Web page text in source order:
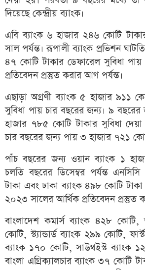
দিয়েছে কেন্দ্রীয় ব্যাংক।
এবি ব্যাংক ৬ হাজার ২৪৬ কোটি
সাল পর্যন্ত। রূপালী ব্যাংক প্রভিশন
৪৭ কোটি টাকার ডেফারেল সুবিধা
প্রতিবেদন প্রস্তুত করার আগ পর্যন্ত।
এছাড়া অগ্রণী ব্যাংক ৫ হাজার ৯১১
সুবিধা পায় চার বছরের জন্য। ৯ বছরের
হাজার ৭৮৫ কোটি টাকার সুবিধা
চার বছরের জন্য পায় ৩ হাজার ৭২১
পাঁচ বছরের জন্য ওয়ান ব্যাংক ১
চলতি বছরের ডিসেম্বর পর্যন্ত
টাকা এবং ঢাকা ব্যাংক ৪৯৮ কোটি
২০২৩ সালের আর্থিক প্রতিবেদন প্রস্তুত
বাংলাদেশ কমার্স ব্যাংক ৪২৮
কোটি, স্ট্যান্ডার্ড ব্যাংক ২৯৯ কোটি,
ব্যাংক ১৭০ কোটি, সাউথইস্ট ব্যাংক
বাংলা এগ্রিক্যালচার ব্যাংক ৩৭ কোটি